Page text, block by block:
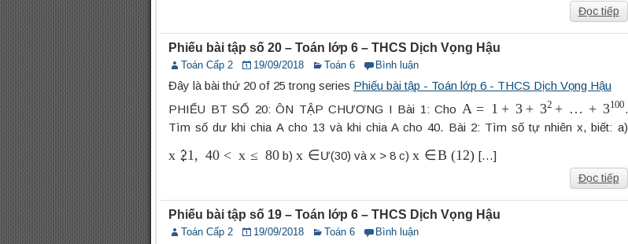
Đọc tiếp
Phiếu bài tập số 20 – Toán lớp 6 – THCS Dịch Vọng Hậu
Toán Cấp 2 19/09/2018 Toán 6 Bình luận
Đây là bài thứ 20 of 25 trong series Phiếu bài tập - Toán lớp 6 - THCS Dịch Vọng Hậu
PHIẾU BT SỐ 20: ÔN TẬP CHƯƠNG I Bài 1: Cho
A + 32 …+
.
Tìm số dư khi chia A cho 13 và khi chia A cho 40. Bài 2: Tìm số tự nhiên x, biết: a)
⋮21 40 b) ∈Ư(30) và x > 8 c) ∈B( 12 ) […]
Đọc tiếp
Phiếu bài tập số 19 – Toán lớp 6 – THCS Dịch Vọng Hậu
Toán Cấp 2 19/09/2018 Toán 6 Bình luận